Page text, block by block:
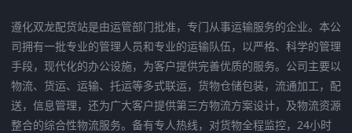
遵化双龙配货站是由运管部门批准，专门从事运输服务的企业。本公
司拥有一批专业的管理人员和专业的运输队伍，以严格、科学的管理
手段，现代化的办公设施，为客户提供完善优质的服务。公司主要以
物流、货运、运输、托运等多式联运，货物仓储包装，流通加工，配
送，信息管理，还为广大客户提供第三方物流方案设计，及物流资源
整合的综合性物流服务。备有专人热线，对货物全程监控，24小时